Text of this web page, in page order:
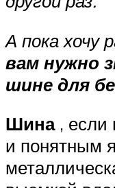
А пока хочу
вам нужно
шине для
Шина, если
и понятным